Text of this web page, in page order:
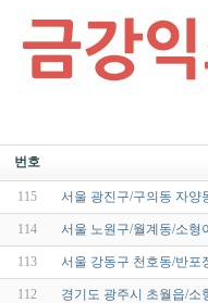
번호
115 서울 광진구/구의동 자
114 서울 노원구/월계동/소
113 서울 강동구 천호동/반
112 경기도 광주시 초월읍/